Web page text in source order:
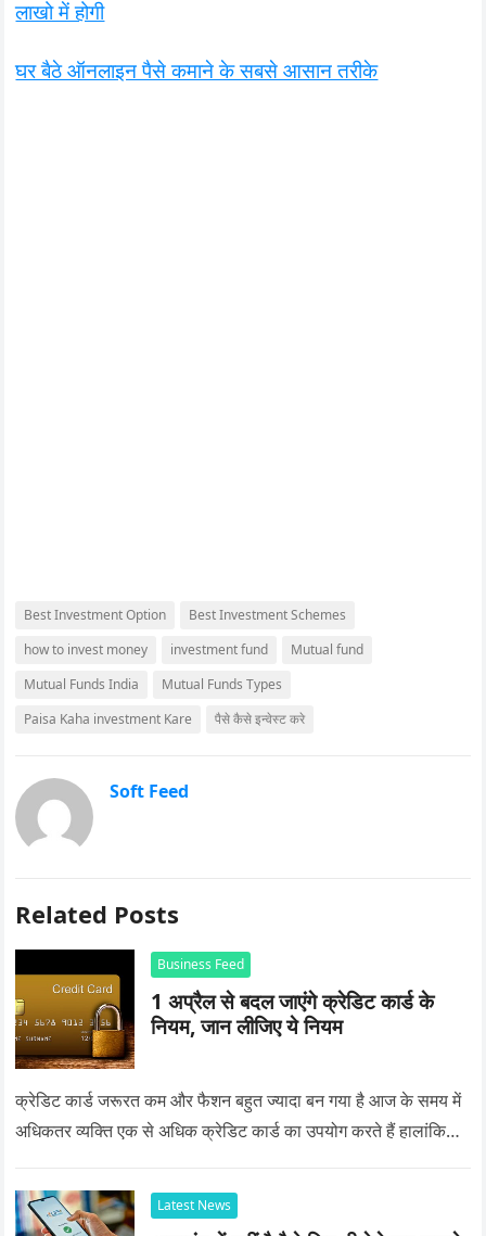
लाखो में होगी
घर बैठे ऑनलाइन पैसे कमाने के सबसे आसान तरीके
Best Investment Option
Best Investment Schemes
how to invest money
investment fund
Mutual fund
Mutual Funds India
Mutual Funds Types
Paisa Kaha investment Kare
पैसे कैसे इन्वेस्ट करे
Soft Feed
Related Posts
Business Feed
1 अप्रैल से बदल जाएंगे क्रेडिट कार्ड के
नियम, जान लीजिए ये नियम
क्रेडिट कार्ड जरूरत कम और फैशन बहुत ज्यादा बन गया है आज के समय में
अधिकतर व्यक्ति एक से अधिक क्रेडिट कार्ड का उपयोग करते हैं हालांकि…
Latest News